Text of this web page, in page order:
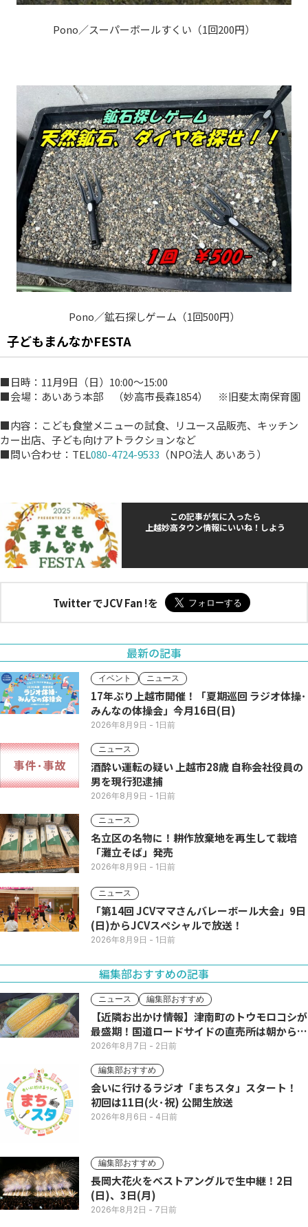
Pono／スーパーボールすくい（1回200円）
Pono／鉱石探しゲーム（1回500円）
子どもまんなかFESTA
■日時：11月9日（日）10:00～15:00
■会場：あいあう本部 （妙高市長森1854） ※旧斐太南保育園
■内容：こども食堂メニューの試食、リユース品販売、キッチン
カー出店、子ども向けアトラクションなど
■問い合わせ：TEL080-4724-9533 （NPO法人 あいあう）
この記事が気に入ったら
上越妙高タウン情報にいいね！しよう
Twitter でJCV Fan !を
最新の記事
イベント ニュース
17年ぶり上越市開催！「夏期巡回 ラジオ体操･
みんなの体操会」今月16日(日)
2026年8月9日 - 1日前
ニュース
酒酔い運転の疑い 上越市28歳 自称会社役員の
男を現行犯逮捕
2026年8月9日 - 1日前
ニュース
名立区の名物に！耕作放棄地を再生して栽培
「灘立そば」発売
2026年8月9日 - 1日前
ニュース
「第14回 JCVママさんバレーボール大会」9日
(日)からJCVスペシャルで放送！
2026年8月9日 - 1日前
編集部おすすめの記事
ニュース 編集部おすすめ
【近隣お出かけ情報】津南町のトウモロコシが
最盛期！国道ロードサイドの直売所は朝から長
い列
2026年8月7日 - 2日前
編集部おすすめ
会いに行けるラジオ「まちスタ」スタート！
初回は11日(火･祝) 公開生放送
2026年8月6日 - 4日前
編集部おすすめ
長岡大花火をベストアングルで生中継！2日
(日)、3日(月)
2026年8月2日 - 7日前